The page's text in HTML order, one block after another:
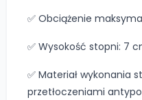
✅ Obciążenie
✅ Wysokość stopni: 7
✅ Materiał wykonania
przetłoczeniami